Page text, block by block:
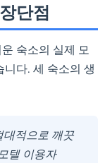
단점
숙소의 실제 모
다. 세 숙소의 생
적으로 깨끗
텔 이용자